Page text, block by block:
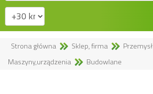
Strona główna Sklep, firma
Przemysł
Maszyny,urządzenia
Budowlane